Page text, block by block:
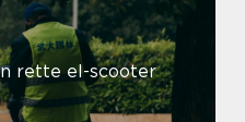
rette el-scooter